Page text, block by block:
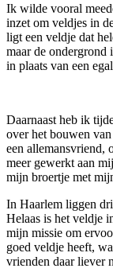
Ik wilde vooral
inzet om veldjes in
ligt een veldje dat
maar de ondergrond
in plaats van een
Daarnaast heb ik
over het bouwen
een allemansvriend,
meer gewerkt aan
mijn broertje met
In Haarlem liggen
Helaas is het veldje
mijn missie om
goed veldje heeft,
vrienden daar liever